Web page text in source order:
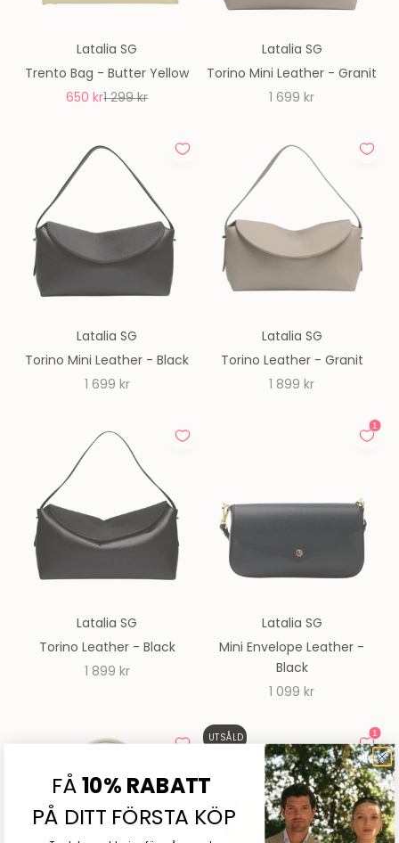
Latalia SG
Trento Bag - Butter Yellow
REA-pris
650 krPris
1 299 kr
Latalia SG
Torino Mini Leather - Granit
REA-pris
1 699 kr
Latalia SG
Torino Mini Leather - Black
REA-pris
1 699 kr
Latalia SG
Torino Leather - Granit
REA-pris
1 899 kr
Latalia SG
Torino Leather - Black
REA-pris
1 899 kr
Latalia SG
Mini Envelope Leather -
Black
REA-pris
1 099 kr
UTSÅLD
FÅ10% RABATT
PÅ DITT FÖRSTA KÖP